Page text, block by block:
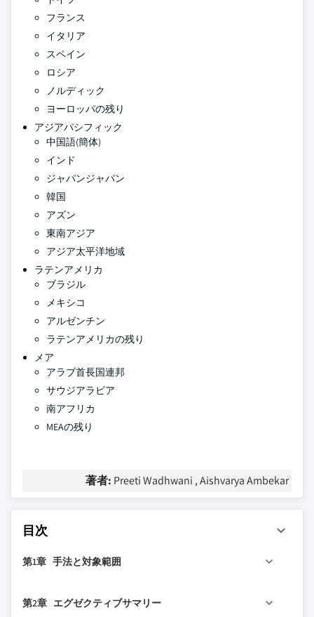
フランス
イタリア
スペイン
ロシア
ノルディック
ヨーロッパの残り
アジアパシフィック
中国語(簡体)
インド
ジャパンジャパン
韓国
アズン
東南アジア
アジア太平洋地域
ラテンアメリカ
ブラジル
メキシコ
アルゼンチン
ラテンアメリカの残り
メア
アラブ首長国連邦
サウジアラビア
南アフリカ
MEAの残り
著者: Preeti Wadhwani , Aishvarya Ambekar
目次
第1章 手法と対象範囲
1.1.1 調査アプローチ
第2章 エグゼクティブサマリー